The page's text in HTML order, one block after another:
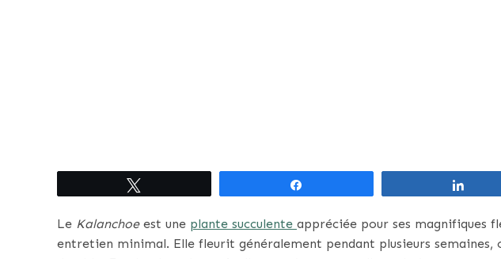
Le Kalanchoeest une plante succulente appréciée pour ses magnifiques
entretien minimal. Elle fleurit généralement pendant plusieurs